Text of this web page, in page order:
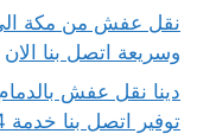
وسريعة اتصل بنا الان
دينا نقل عفش
توفير اتصل بنا خدمة 24 ساعه